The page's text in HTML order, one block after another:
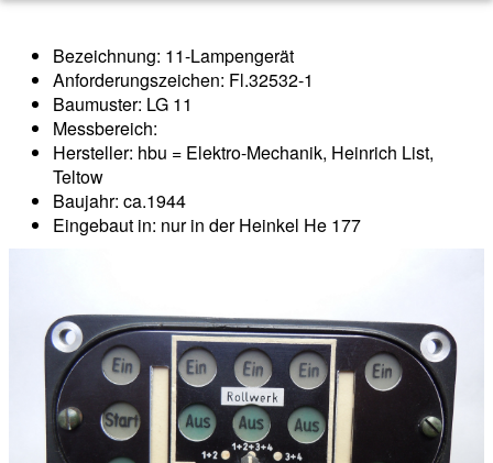
Bezeichnung: 11-Lampengerät
Anforderungszeichen: Fl.32532-1
Baumuster: LG 11
Messbereich:
Hersteller: hbu = Elektro-Mechanik, Heinrich List,
Teltow
Baujahr: ca.1944
Eingebaut in: nur in der Heinkel He 177